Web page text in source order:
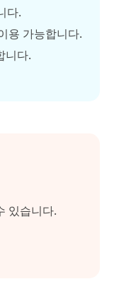
다.
용 가능합니다.
니다.
있습니다.